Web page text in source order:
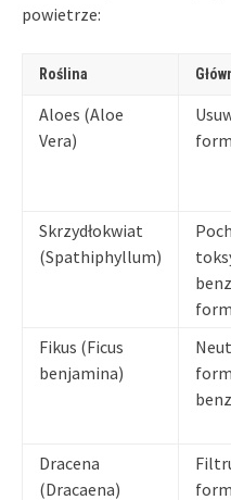
powietrze:
Roślina
Aloes (Aloe
Vera)
Skrzydłokwiat
(Spathiphyllum)
Fikus (Ficus
benjamina)
Dracena
(Dracaena)